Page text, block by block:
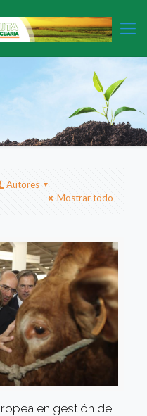
Autores
Mostrar todo
en gestión de